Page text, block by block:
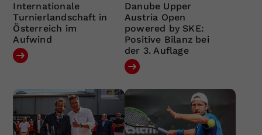
Internationale
Turnierlandschaft in
Österreich im
Aufwind
Danube Upper
Austria Open
powered by SKE:
Positive Bilanz bei
der 3. Auflage